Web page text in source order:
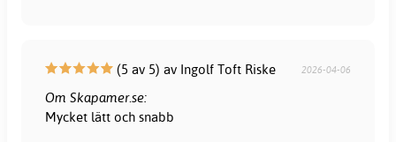
(5 av 5) av Ingolf Toft Riske 2026-04-06
Om Skapamer.se:
Mycket lätt och snabb